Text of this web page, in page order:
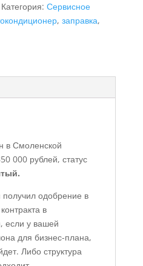
Категория: Сервисное
, заправка,
в Смоленской
000 рублей, статус
одобрение в
в
если у вашей
для бизнес-плана,
Либо структура